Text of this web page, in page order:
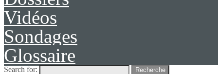
Vidéos
Sondages
Glossaire
Search for: Recherche